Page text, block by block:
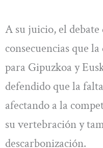
A su juicio, el
consecuencias que
para Gipuzkoa y
defendido que la
afectando a la
su vertebración y
descarbonización.